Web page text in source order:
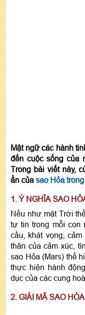
Mật ngữ các hành
đến cuộc sống của
Trong bài viết này,
ẩn của sao Hỏa
1. Ý NGHĨA SAO
Nếu như mặt Trời
tự tin trong mỗi con
cầu, khát vọng,
thân của cảm xúc,
sao Hỏa (Mars) thể
thực hiện hành
dục của các cung
2. GIẢI MÃ SAO